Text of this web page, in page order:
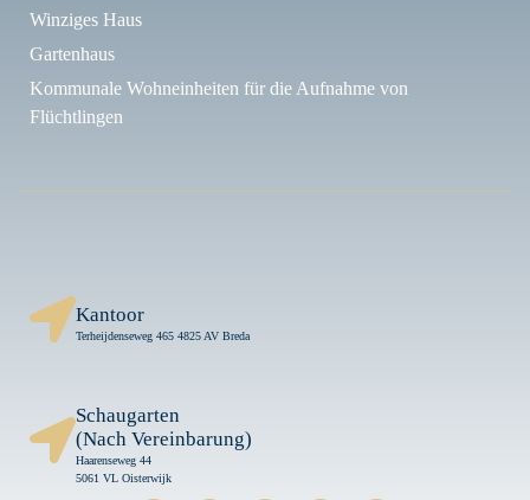
Winziges Haus
Gartenhaus
Kommunale Wohneinheiten für die Aufnahme von
Flüchtlingen
Kantoor
Terheijdenseweg 465 4825 AV Breda
Schaugarten
(Nach Vereinbarung)
Haarenseweg 44
5061 VL Oisterwijk